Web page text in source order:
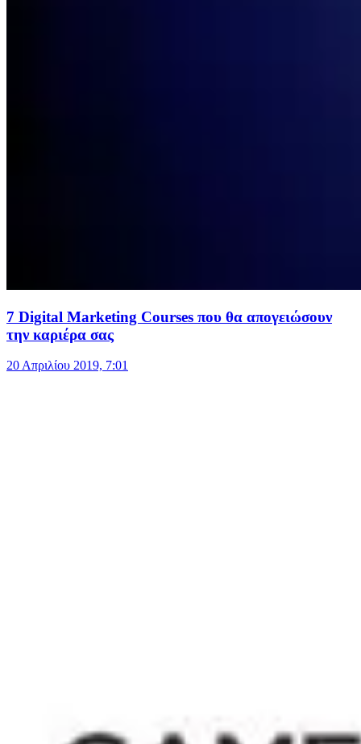
7 Digital Marketing Courses που θα απογειώσουν
την καριέρα σας
20 Απριλίου 2019, 7:01